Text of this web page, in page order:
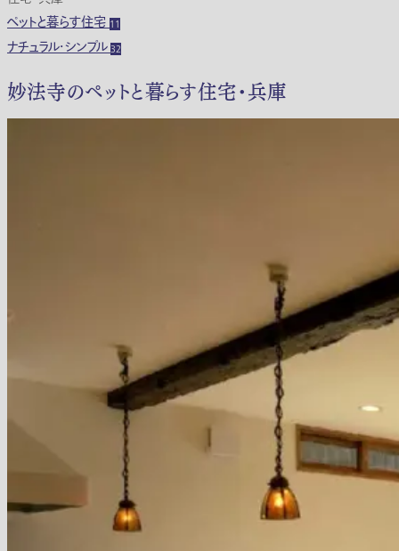
ペットと暮らす住宅11
ナチュラル・シンプル32
妙法寺のペットと暮らす住宅・兵庫